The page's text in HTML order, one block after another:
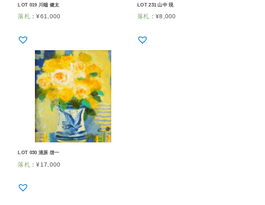
LOT 019 川端 健太
落札 ：¥61,000
LOT 231 山中 現
落札 ： ¥8,000
LOT 030 清原 啓一
落札 ：¥17,000